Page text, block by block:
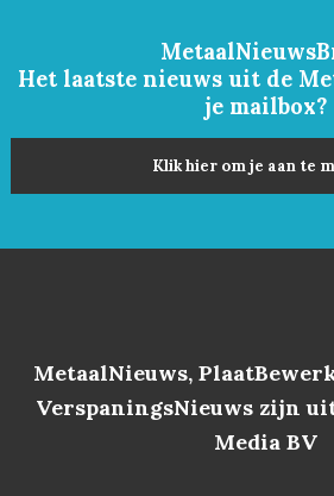
Het laatste nieuws uit de
je mailbox?
Klik hier om je aan te
MetaalNieuws,
VerspaningsNieuws zijn
Media BV